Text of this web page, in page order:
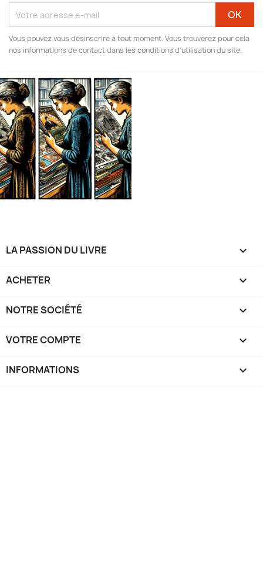
Vous pouvez vous désinscrire à tout moment. Vous trouverez pour cela
nos informations de contact dans les conditions d'utilisation du site.
LA PASSION DU LIVRE 
ACHETER 
NOTRE SOCIÉTÉ 
VOTRE COMPTE 
INFORMATIONS keyboard_arrow_down